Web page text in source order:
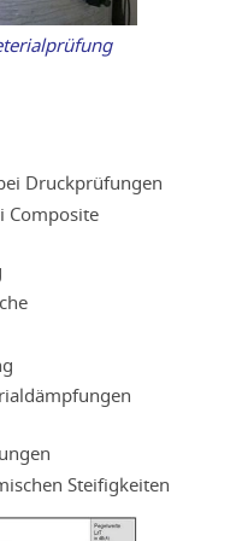
Druckprüfungen
Composite
Steifigkeiten